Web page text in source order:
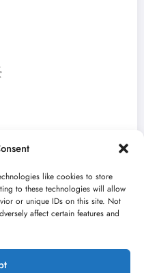
like cookies to store
to these technologies will allow
or unique IDs on this site. Not
affect certain features and
festival u Vojvodini“ i
kišobran